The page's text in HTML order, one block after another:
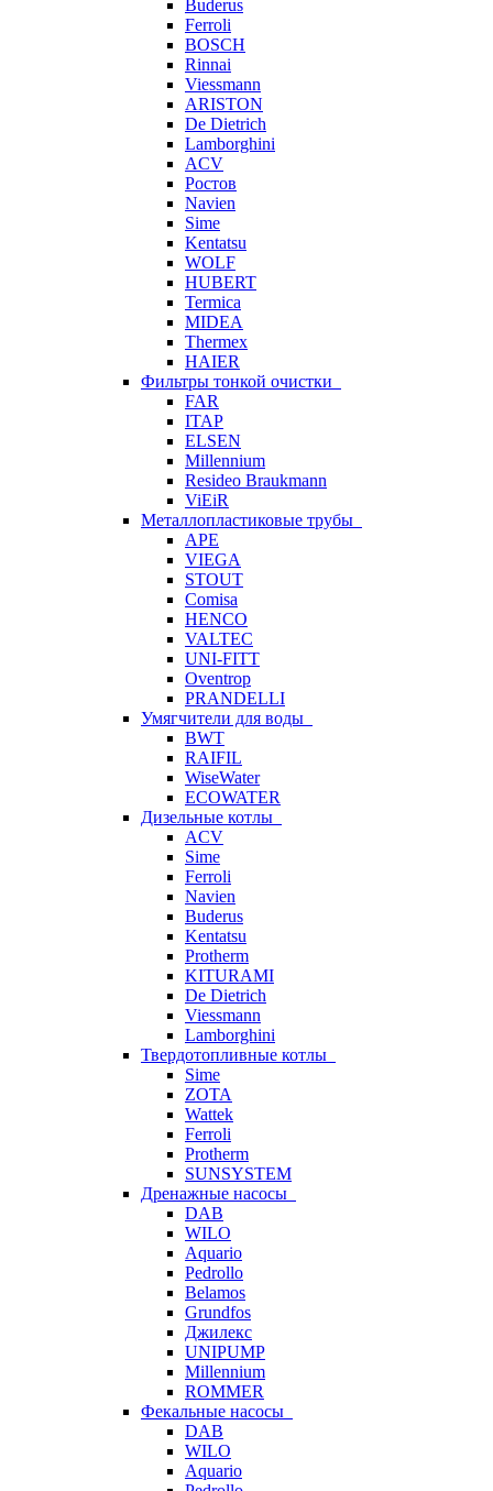
Buderus
Ferroli
BOSCH
Rinnai
Viessmann
ARISTON
De Dietrich
Lamborghini
ACV
Ростов
Navien
Sime
Kentatsu
WOLF
HUBERT
Termica
MIDEA
Thermex
HAIER
Фильтры тонкой очистки
FAR
ITAP
ELSEN
Millennium
Resideo Braukmann
ViEiR
Металлопластиковые трубы
APE
VIEGA
STOUT
Comisa
HENCO
VALTEC
UNI-FITT
Oventrop
PRANDELLI
Умягчители для воды
BWT
RAIFIL
WiseWater
ECOWATER
Дизельные котлы
ACV
Sime
Ferroli
Navien
Buderus
Kentatsu
Protherm
KITURAMI
De Dietrich
Viessmann
Lamborghini
Твердотопливные котлы
Sime
ZOTA
Wattek
Ferroli
Protherm
SUNSYSTEM
Дренажные насосы
DAB
WILO
Aquario
Pedrollo
Belamos
Grundfos
Джилекс
UNIPUMP
Millennium
ROMMER
Фекальные насосы
DAB
WILO
Aquario